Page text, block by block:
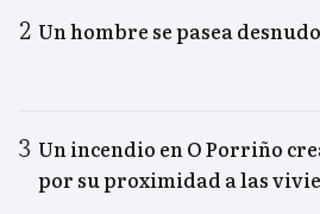
Un hombre se pasea
Un incendio en O Porriño
por su proximidad a las